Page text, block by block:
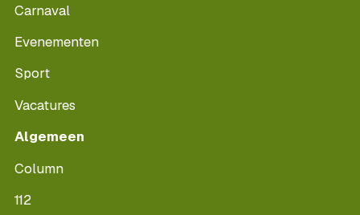
Carnaval
Evenementen
Sport
Vacatures
Algemeen
Column
112